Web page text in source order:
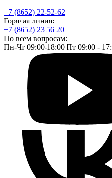
+7 (8652) 22-52-62
Горячая линия:
+7 (8652) 23 56 20
По всем вопросам:
Пн-Чт 09:00-18:00 Пт 09:00 -